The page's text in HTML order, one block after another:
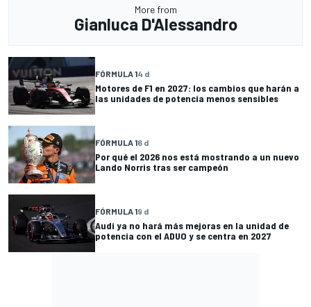
More from
Gianluca D'Alessandro
FÓRMULA 14 d
Motores de F1 en 2027: los cambios que harán a
las unidades de potencia menos sensibles
FÓRMULA 16 d
Por qué el 2026 nos está mostrando a un nuevo
Lando Norris tras ser campeón
FÓRMULA 19 d
Audi ya no hará más mejoras en la unidad de
potencia con el ADUO y se centra en 2027